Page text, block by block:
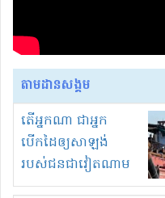
តាមដានសង្គម
តើអ្នកណា ជាអ្នក
បើកដៃឲ្យសាឡង់
របស់ជនជាវៀតណាម
ចូល មកខុស